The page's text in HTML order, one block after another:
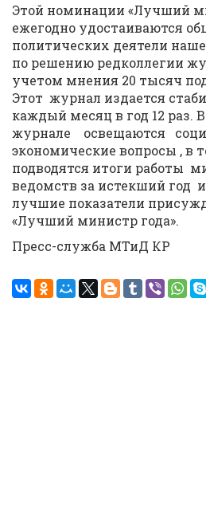
Этой номинации «Лучший
ежегодно удостаиваются
политических деятели
по решению редколлегии
учетом мнения 20 тысяч
Этот журнал издается
каждый месяц в год 12 раз.
журнале освещаются
экономические вопросы , в
подводятся итоги работы
ведомств за истекший год и
лучшие показатели
«Лучший министр года».
Пресс-служба МТиД КР